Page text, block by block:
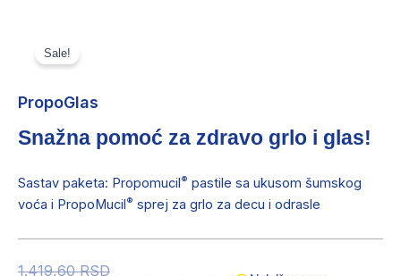
Sale!
PropoGlas
Snažna pomoć za zdravo grlo i glas!
Sastav paketa: Propomucil® pastile sa ukusom šumskog
voća i PropoMucil® sprej za grlo za decu i odrasle
1.419,60RSD
Originalna Trenutna